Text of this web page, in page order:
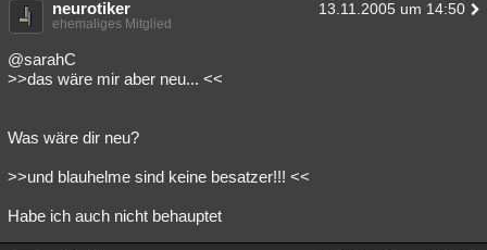
neurotiker 13.11.2005 um 14:50
ehemaliges Mitglied
@sarahC
>>das wäre mir aber neu... <<
Was wäre dir neu?
>>und blauhelme sind keine besatzer!!! <<
Habe ich auch nicht behauptet